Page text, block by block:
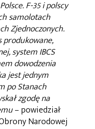
F-35 i polscy
samolotach
Zjednoczonych.
produkowane,
system IBCS
dowodzenia
jest jednym
po Stanach
zgodę na
– powiedział
Narodowej